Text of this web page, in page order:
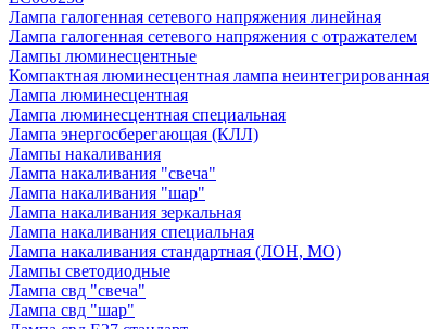
Лампа галогенная сетевого напряжения линейная
Лампа галогенная сетевого напряжения с отражателем
Лампы люминесцентные
Компактная люминесцентная лампа неинтегрированная
Лампа люминесцентная
Лампа люминесцентная специальная
Лампа энергосберегающая (КЛЛ)
Лампы накаливания
Лампа накаливания "свеча"
Лампа накаливания "шар"
Лампа накаливания зеркальная
Лампа накаливания специальная
Лампа накаливания стандартная (ЛОН, МО)
Лампы светодиодные
Лампа свд "свеча"
Лампа свд "шар"